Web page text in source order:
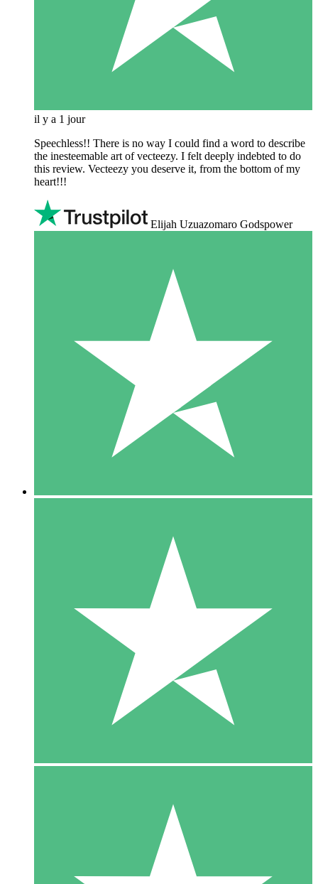
il y a 1 jour
Speechless!! There is no way I could find a word to describe
the inesteemable art of vecteezy. I felt deeply indebted to do
this review. Vecteezy you deserve it, from the bottom of my
heart!!!
Elijah Uzuazomaro Godspower